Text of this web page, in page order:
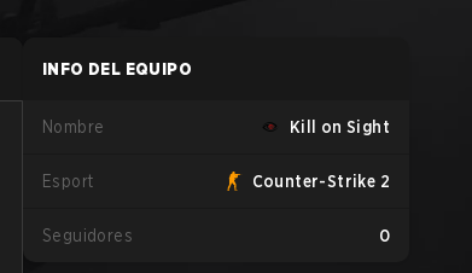
INFO DEL EQUIPO
Nombre Kill on Sight
Esport Counter-Strike 2
Seguidores 0